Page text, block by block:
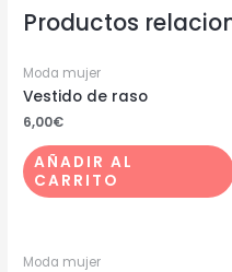
Productos
Moda mujer
Vestido de raso
6,00€
AÑADIR AL
CARRITO
Moda mujer